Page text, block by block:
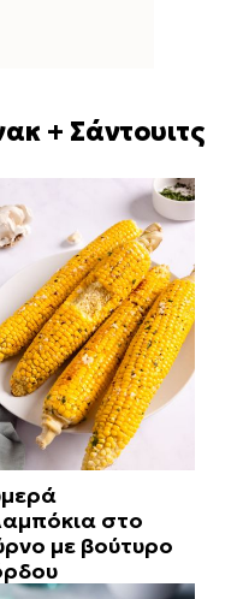
+ Σάντουιτς
στο
με βούτυρο